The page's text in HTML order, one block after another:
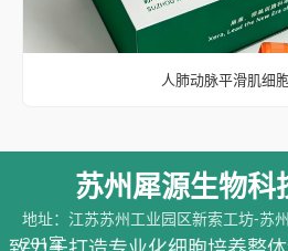
人肺动脉平滑肌细
苏州犀源生物科
地址：江苏苏州工业园区新索工坊-苏
201室